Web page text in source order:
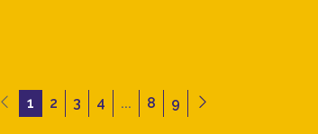
1 2 3 4 ... 8 9